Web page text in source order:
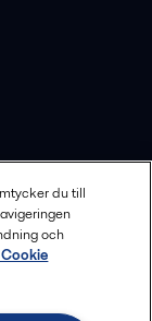
du till
och